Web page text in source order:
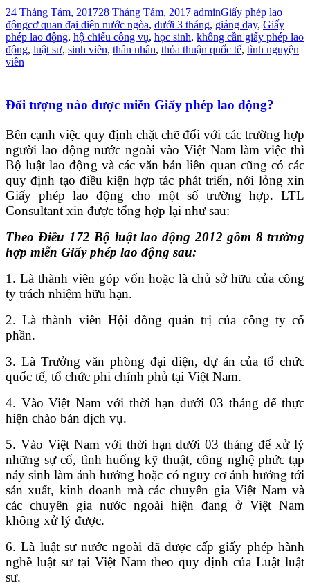
24 Tháng Tám, 201728 Tháng Tám, 2017 adminGiấy phép lao
độngcơ quan đại diện nước ngòa, dưới 3 tháng, giảng dạy, Giấy
phép lao động, hộ chiếu công vụ, học sinh, không cần giấy phép lao
động, luật sư, sinh viên, thân nhân, thỏa thuận quốc tế, tình nguyện
viên
Đối tượng nào được miễn Giấy phép lao động?
Bên cạnh việc quy định chặt chẽ đối với các trường hợp
người lao động nước ngoài vào Việt Nam làm việc thì
Bộ luật lao động và các văn bản liên quan cũng có các
quy định tạo điều kiện hợp tác phát triển, nới lỏng xin
Giấy phép lao động cho một số trường hợp. LTL
Consultant xin được tổng hợp lại như sau:
Theo Điều 172 Bộ luật lao động 2012 gồm 8 trường
hợp miễn Giấy phép lao động sau:
1. Là thành viên góp vốn hoặc là chủ sở hữu của công
ty trách nhiệm hữu hạn.
2. Là thành viên Hội đồng quản trị của công ty cổ
phần.
3. Là Trưởng văn phòng đại diện, dự án của tổ chức
quốc tế, tổ chức phi chính phủ tại Việt Nam.
4. Vào Việt Nam với thời hạn dưới 03 tháng để thực
hiện chào bán dịch vụ.
5. Vào Việt Nam với thời hạn dưới 03 tháng để xử lý
những sự cố, tình huống kỹ thuật, công nghệ phức tạp
nảy sinh làm ảnh hưởng hoặc có nguy cơ ảnh hưởng tới
sản xuất, kinh doanh mà các chuyên gia Việt Nam và
các chuyên gia nước ngoài hiện đang ở Việt Nam
không xử lý được.
6. Là luật sư nước ngoài đã được cấp giấy phép hành
nghề luật sư tại Việt Nam theo quy định của Luật luật
sư.